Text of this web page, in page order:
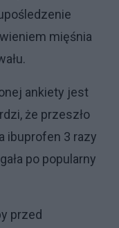
mięśnia
ankiety jest
że przeszło
ibuprofen 3 razy
po popularny
przed